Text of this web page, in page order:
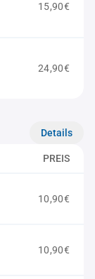
15,90€
24,90€
Details
PREIS
10,90€
10,90€